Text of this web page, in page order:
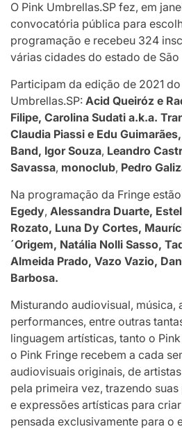
O Pink Umbrellas.SP fez, em
convocatória pública para
programação e recebeu 324
várias cidades do estado de São
Participam da edição de 2021
Umbrellas.SP: Acid Queiróz e
Filipe, Carolina Sudati a.k.a.
Claudia Piassi e Edu
Band, Igor Souza, Leandro
Savassa, monoclub, Pedro
Na programação da Fringe
Egedy, Alessandra Duarte,
Rozato, Luna Dy Cortes,
´Origem, Natália Nolli Sasso,
Almeida Prado, Vazo Vazio,
Barbosa.
Misturando audiovisual, música,
performances, entre outras
linguagem artísticas, tanto o
o Pink Fringe recebem a cada
audiovisuais originais, de
pela primeira vez, trazendo
e expressões artísticas para
pensada exclusivamente para o